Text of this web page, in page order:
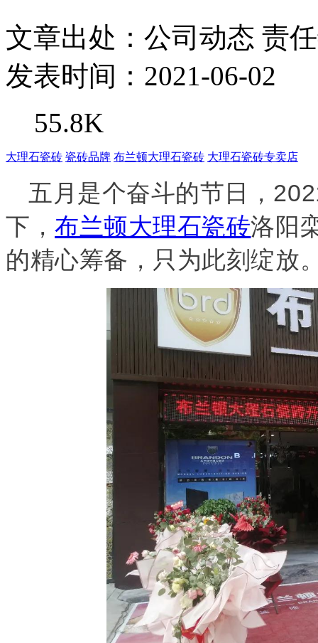
文章出处：公司动态 责
发表时间：2021-06-02
55.8K
大理石瓷砖 瓷砖品牌 布兰顿大理石瓷砖 大理石瓷砖专卖店
五月是个奋斗的节日，
下，布兰顿大理石瓷砖洛阳
的精心筹备，只为此刻绽放